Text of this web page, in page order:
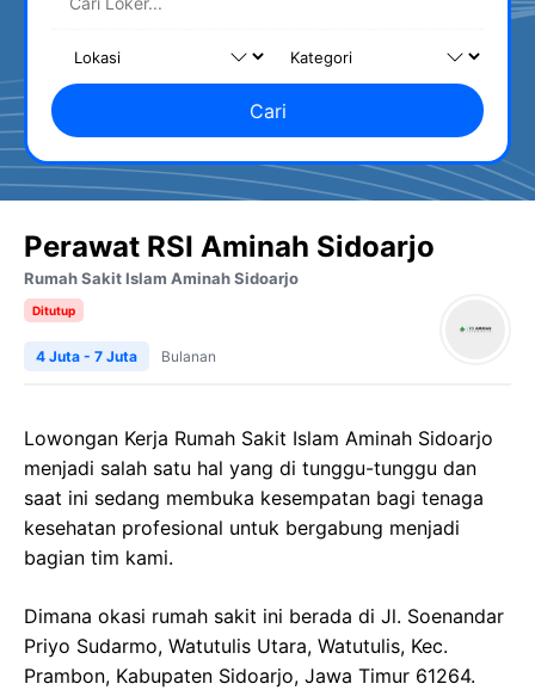
Cari
Perawat RSI Aminah Sidoarjo
Rumah Sakit Islam Aminah Sidoarjo
Ditutup
4 Juta - 7 Juta Bulanan
Lowongan Kerja Rumah Sakit Islam Aminah Sidoarjo
menjadi salah satu hal yang di tunggu-tunggu dan
saat ini sedang membuka kesempatan bagi tenaga
kesehatan profesional untuk bergabung menjadi
bagian tim kami.
Dimana okasi rumah sakit ini berada di Jl. Soenandar
Priyo Sudarmo, Watutulis Utara, Watutulis, Kec.
Prambon, Kabupaten Sidoarjo, Jawa Timur 61264.